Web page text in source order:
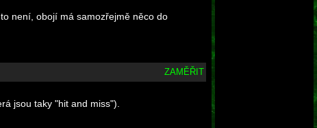
není, obojí má samozřejmě něco do
ZAMĚŘIT
jsou taky "hit and miss").